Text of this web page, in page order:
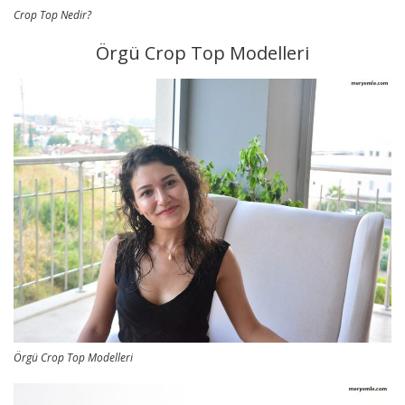
Crop Top Nedir?
Örgü Crop Top Modelleri
Örgü Crop Top Modelleri